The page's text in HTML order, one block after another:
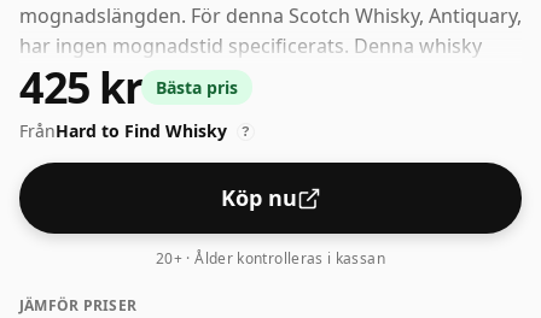
mognadslängden. För denna Scotch Whisky, Antiquary,
har ingen mognadstid specificerats. Denna whisky
kommer i en 70cl flaska och buteljerades med en
styrka på 40%.
425 kr
Bästa pris
FrånHard to Find Whisky ?
Köp nu
20+ · Ålder kontrolleras i kassan
JÄMFÖR PRISER